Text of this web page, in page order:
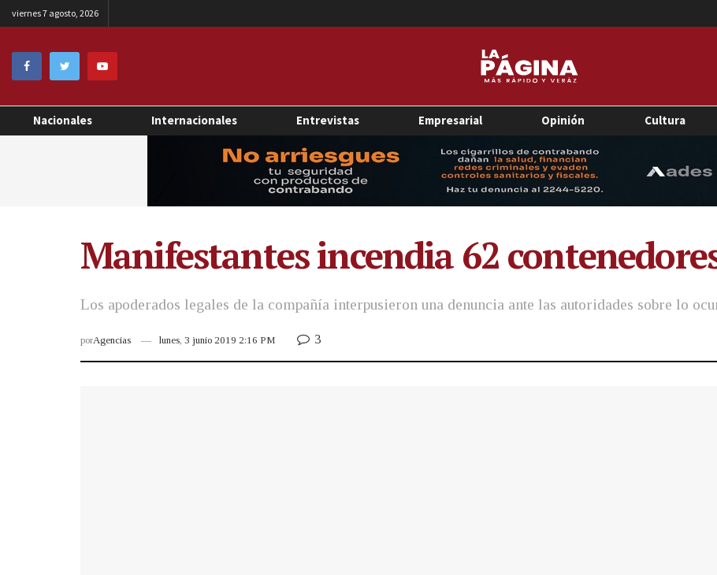
viernes 7 agosto, 2026
Nacionales Internacionales Entrevistas Empresarial Opinión Cultura
Manifestantes incendia 62
Los apoderados legales de la compañía interpusieron una denuncia ante las autoridades sobre lo
porAgencias lunes, 3 junio 2019 2:16 PM 3